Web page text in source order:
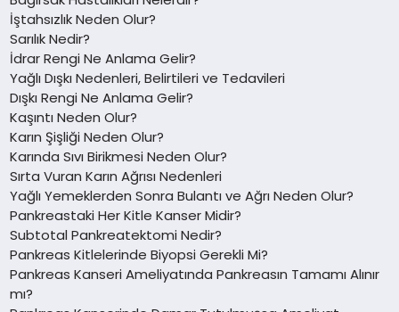
İştahsızlık Neden Olur?
Sarılık Nedir?
İdrar Rengi Ne Anlama Gelir?
Yağlı Dışkı Nedenleri, Belirtileri ve Tedavileri
Dışkı Rengi Ne Anlama Gelir?
Kaşıntı Neden Olur?
Karın Şişliği Neden Olur?
Karında Sıvı Birikmesi Neden Olur?
Sırta Vuran Karın Ağrısı Nedenleri
Yağlı Yemeklerden Sonra Bulantı ve Ağrı Neden Olur?
Pankreastaki Her Kitle Kanser Midir?
Subtotal Pankreatektomi Nedir?
Pankreas Kitlelerinde Biyopsi Gerekli Mi?
Pankreas Kanseri Ameliyatında Pankreasın Tamamı Alınır
mı?